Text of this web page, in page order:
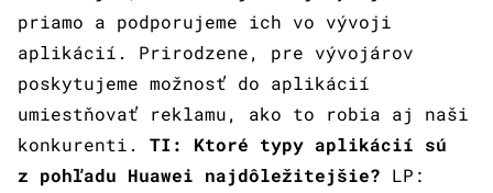
priamo a podporujeme ich vo vývoji
aplikácií. Prirodzene, pre vývojárov
poskytujeme možnosť do aplikácií
umiestňovať reklamu, ako to robia aj naši
konkurenti. TI: Ktoré typy aplikácií sú
z pohľadu Huawei najdôležitejšie? LP: